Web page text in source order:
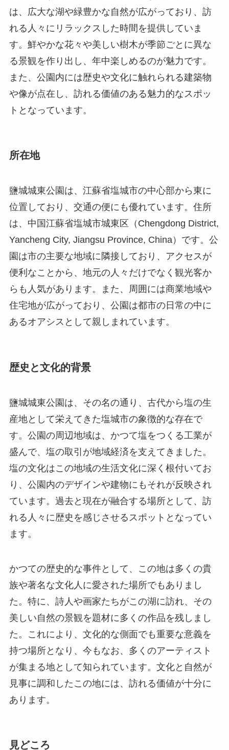
は、広大な湖や緑豊かな自然が広がっており、訪
れる人々にリラックスした時間を提供していま
す。鮮やかな花々や美しい樹木が季節ごとに異な
る景観を作り出し、年中楽しめるのが魅力です。
また、公園内には歴史や文化に触れられる建築物
や像が点在し、訪れる価値のある魅力的なスポッ
トとなっています。
所在地
鹽城城東公園は、江蘇省塩城市の中心部から東に
位置しており、交通の便にも優れています。住所
は、中国江蘇省塩城市城東区（Chengdong District,
Yancheng City, Jiangsu Province, China）です。公
園は市の主要な地域に隣接しており、アクセスが
便利なことから、地元の人々だけでなく観光客か
らも人気があります。また、周囲には商業地域や
住宅地が広がっており、公園は都市の日常の中に
あるオアシスとして親しまれています。
歴史と文化的背景
鹽城城東公園は、その名の通り、古代から塩の生
産地として栄えてきた塩城市の象徴的な存在で
す。公園の周辺地域は、かつて塩をつくる工業が
盛んで、塩の取引が地域経済を支えてきました。
塩の文化はこの地域の生活文化に深く根付いてお
り、公園内のデザインや建物にもそれが反映され
ています。過去と現在が融合する場所として、訪
れる人々に歴史を感じさせるスポットとなってい
ます。
かつての歴史的な事件として、この地は多くの貴
族や著名な文化人に愛された場所でもありまし
た。特に、詩人や画家たちがこの湖に訪れ、その
美しい自然の景観を題材に多くの作品を残しまし
た。これにより、文化的な側面でも重要な意義を
持つ場所となり、今もなお、多くのアーティスト
が集まる地として知られています。文化と自然が
見事に調和したこの地には、訪れる価値が十分に
あります。
見どころ